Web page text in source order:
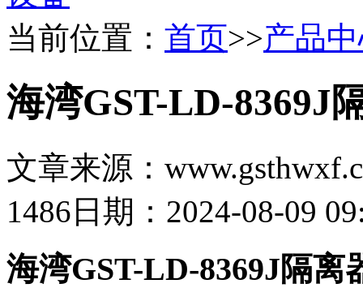
当前位置： 首页>>产品
海湾GST-LD-8369J
文章来源：
1486 日期：2024-08-09
海湾GST-LD-8369J隔离